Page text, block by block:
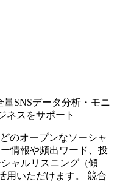
SNSデータ分析・モニ
ネスをサポート
のオープンなソーシャ
情報や頻出ワード、投
ャルリスニング（傾
用いただけます。 競合